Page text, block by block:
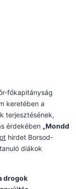
főkapitányság
keretében a
terjesztésének,
érdekében „Mondd
hirdet Borsod-
diákok
drogok